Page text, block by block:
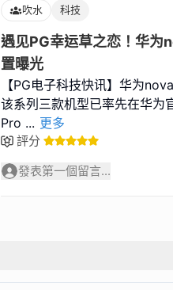
吹水 科技
遇见PG幸运草之恋！华为
置曝光
【PG电子科技快讯】华为
该系列三款机型已率先在华为
Pro ... 更多
評分
發表第一個留言...